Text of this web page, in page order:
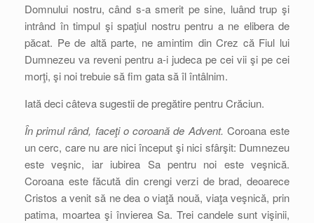
Domnului nostru, când s-a smerit pe sine, luând trup şi
intrând în timpul şi spaţiul nostru pentru a ne elibera de
păcat. Pe de altă parte, ne amintim din Crez că Fiul lui
Dumnezeu va reveni pentru a-i judeca pe cei vii şi pe cei
morţi, şi noi trebuie să fim gata să îl întâlnim.
Iată deci câteva sugestii de pregătire pentru Crăciun.
În primul rând, faceţi o coroană de Advent. Coroana este
un cerc, care nu are nici început şi nici sfârşit: Dumnezeu
este veşnic, iar iubirea Sa pentru noi este veşnică.
Coroana este făcută din crengi verzi de brad, deoarece
Cristos a venit să ne dea o viaţă nouă, viaţa veşnică, prin
patima, moartea şi învierea Sa. Trei candele sunt vişinii,